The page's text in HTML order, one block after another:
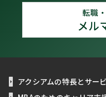
転職
メル
アクシアムの特長とサー